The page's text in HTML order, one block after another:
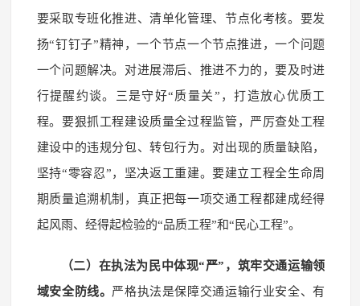
要采取专班化推进、清单化管理、节点化考核。要发
扬“钉钉子”精神，一个节点一个节点推进，一个问题
一个问题解决。对进展滞后、推进不力的，要及时进
行提醒约谈。三是守好“质量关”，打造放心优质工
程。要狠抓工程建设质量全过程监管，严厉查处工程
建设中的违规分包、转包行为。对出现的质量缺陷，
坚持“零容忍”，坚决返工重建。要建立工程全生命周
期质量追溯机制，真正把每一项交通工程都建成经得
起风雨、经得起检验的“品质工程”和“民心工程”。
（二）在执法为民中体现“严”，筑牢交通运输领
域安全防线。 严格执法是保障交通运输行业安全、有